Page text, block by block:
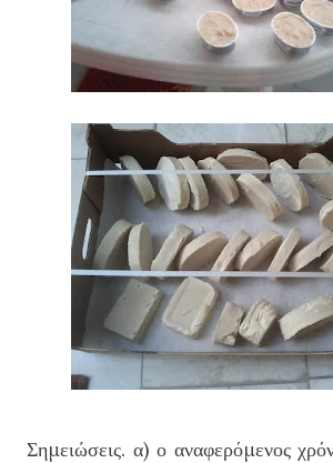
Σημειώσεις. α) ο αναφερόμενος